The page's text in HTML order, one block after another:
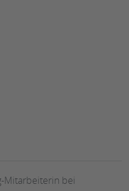
Mitarbeiterin bei